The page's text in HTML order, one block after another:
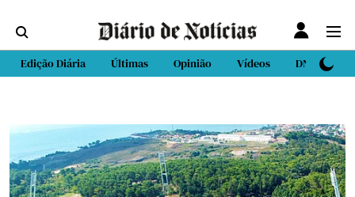
Edição Diária Últimas Opinião Vídeos DN Sport